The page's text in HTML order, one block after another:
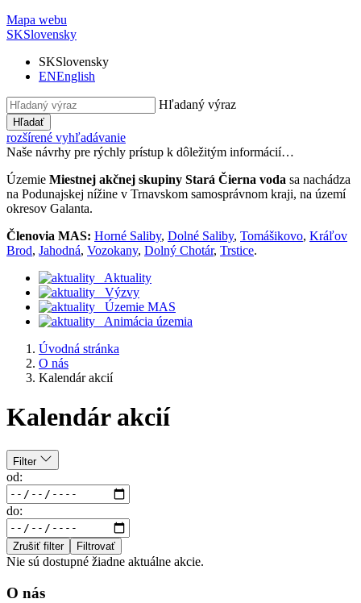
Mapa webu
SKSlovensky
SKSlovensky
ENEnglish
Hľadaný výraz
Hľadať
rozšírené vyhľadávanie
Naše návrhy pre rýchly prístup k dôležitým informácií…
Územie Miestnej akčnej skupiny Stará Čierna voda sa nachádza
na Podunajskej nížine v Trnavskom samosprávnom kraji, na území
okresov Galanta.
Členovia MAS: Horné Saliby, Dolné Saliby, Tomášikovo, Kráľov
Brod, Jahodná, Vozokany, Dolný Chotár, Trstice.
Aktuality
Výzvy
Územie MAS
Animácia územia
Úvodná stránka
O nás
Kalendár akcií
Kalendár akcií
Filter
od:
do:
Zrušiť filter Filtrovať
Nie sú dostupné žiadne aktuálne akcie.
O nás